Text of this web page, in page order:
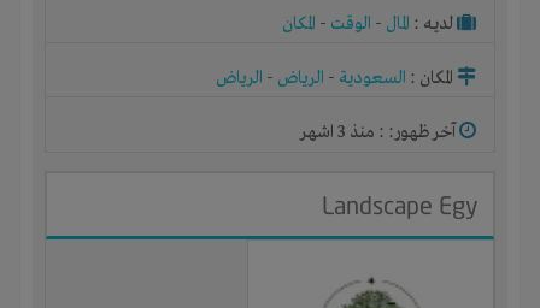
لديـه : المال - الوقت - المكان
المكان : السعودية - الرياض - الرياض
آخر ظهور: : منذ 3 اشهر
Landscape Egy